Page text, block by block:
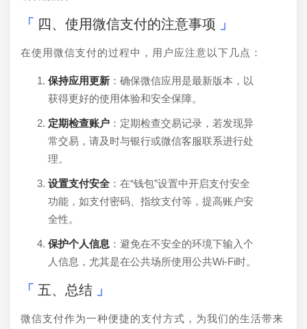
四、使用微信支付的注意事项
在使用微信支付的过程中，用户应注意以下几点：
保持应用更新 ：确保微信应用是最新版本，以
获得更好的使用体验和安全保障。
定期检查账户 ：定期检查交易记录，若发现异
常交易，请及时与银行或微信客服联系进行处
理。
设置支付安全：在“钱包”设置中开启支付安全
功能，如支付密码、指纹支付等，提高账户安
全性。
保护个人信息 ：避免在不安全的环境下输入个
人信息，尤其是在公共场所使用公共Wi-Fi时。
五、总结
微信支付作为一种便捷的支付方式，为我们的生活带来